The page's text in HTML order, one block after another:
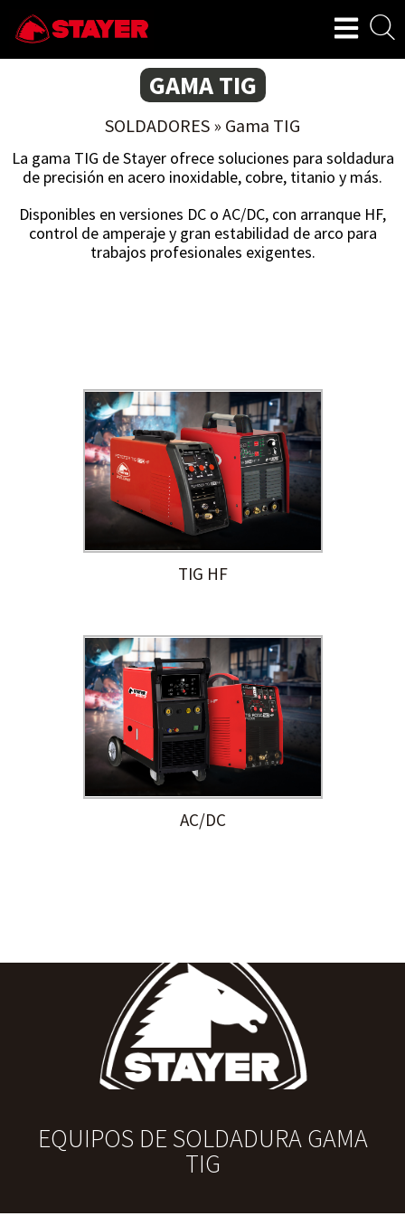
GAMA TIG
SOLDADORES » Gama TIG
La gama TIG de Stayer ofrece soluciones para soldadura
de precisión en acero inoxidable, cobre, titanio y más.
Disponibles en versiones DC o AC/DC, con arranque HF,
control de amperaje y gran estabilidad de arco para
trabajos profesionales exigentes.
TIG HF
AC/DC
EQUIPOS DE SOLDADURA GAMA
TIG